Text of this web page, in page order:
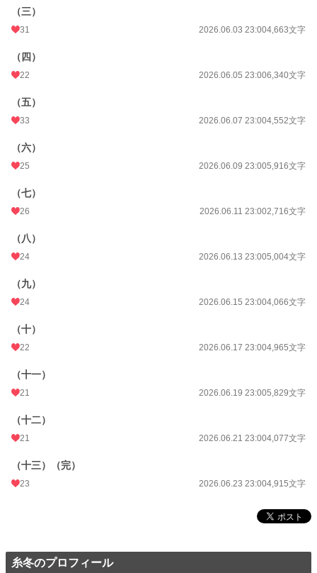
更新日時
初回公開日時
初回完結日時
月間ポイント
累計ポイント
（三）
31 2026.06.03 23:004,663文字
（四）
22 2026.06.05 23:006,340文字
（五）
33 2026.06.07 23:004,552文字
（六）
25 2026.06.09 23:005,916文字
（七）
26 2026.06.11 23:002,716文字
（八）
24 2026.06.13 23:005,004文字
（九）
24 2026.06.15 23:004,066文字
（十）
22 2026.06.17 23:004,965文字
（十一）
21 2026.06.19 23:005,829文字
（十二）
21 2026.06.21 23:004,077文字
（十三）（完）
23 2026.06.23 23:004,915文字
糸冬のプロフィール